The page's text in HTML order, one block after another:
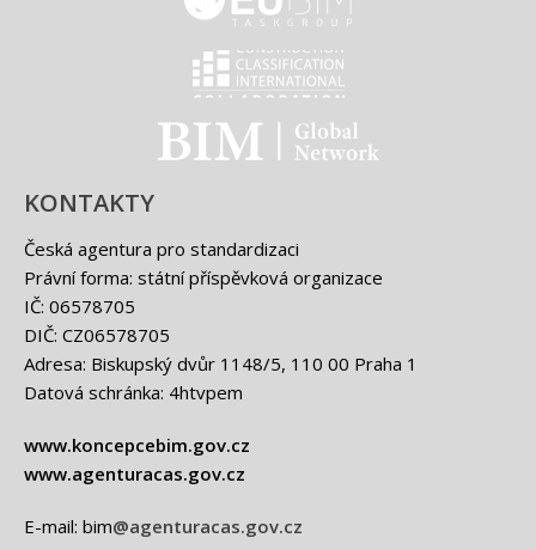
KONTAKTY
Česká agentura pro standardizaci
Právní forma: státní příspěvková organizace
IČ: 06578705
DIČ: CZ06578705
Adresa: Biskupský dvůr 1148/5, 110 00 Praha 1
Datová schránka: 4htvpem
www.koncepcebim.gov.cz
www.agenturacas.gov.cz
E-mail: bim@agenturacas.gov.cz
EUBIM - logo
Classification international -
BIM - logo